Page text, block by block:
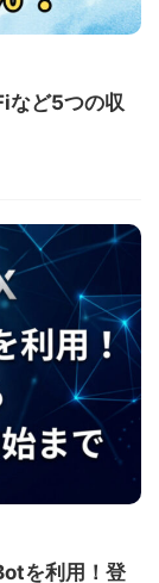
ど5つの収
を利用！登